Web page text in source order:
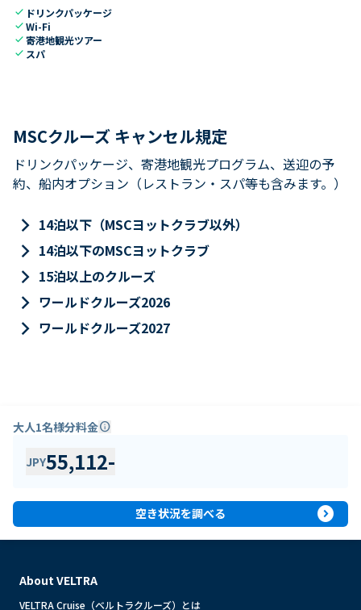
check ドリンクパッケージ
checkWi-Fi
check寄港地観光ツアー
check スパ
MSCクルーズ キャンセル規定
ドリンクパッケージ、寄港地観光プログラム、送迎の予
約、船内オプション（レストラン・スパ等も含みます。）
keyboard_arrow_right 14泊以下（MSCヨットクラブ以外）
keyboard_arrow_right 14泊以下のMSCヨットクラブ
keyboard_arrow_right 15泊以上のクルーズ
keyboard_arrow_right ワールドクルーズ2026
keyboard_arrow_right ワールドクルーズ2027
大人1名様分料金info
JPY55,112-
空き状況を調べる expand_circle_right
About VELTRA
VELTRA Cruise（ベルトラクルーズ）とは